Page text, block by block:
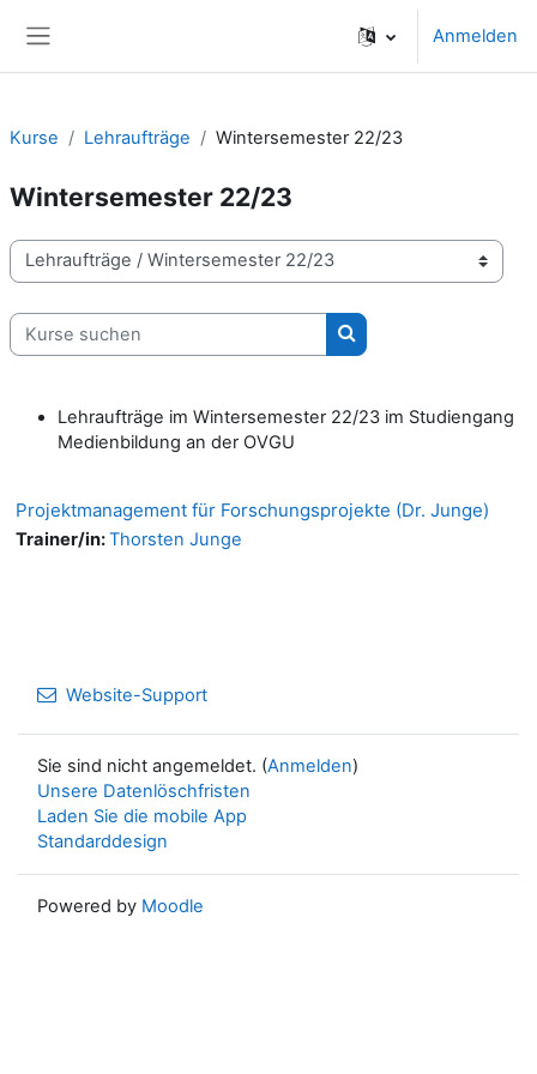
Anmelden
Kurse Lehraufträge Wintersemester 22/23
Wintersemester 22/23
Kursbereiche
Kurse suchen
Kurse suchen
Lehraufträge im Wintersemester 22/23 im Studiengang
Medienbildung an der OVGU
Projektmanagement für Forschungsprojekte (Dr. Junge)
Trainer/in:Thorsten Junge
Website-Support
Sie sind nicht angemeldet. (Anmelden)
Unsere Datenlöschfristen
Laden Sie die mobile App
Standarddesign
Powered by Moodle